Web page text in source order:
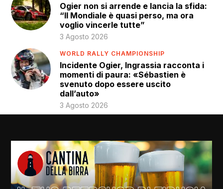
Ogier non si arrende e lancia la sfida:
“Il Mondiale è quasi perso, ma ora
voglio vincerle tutte”
3 Agosto 2026
WORLD RALLY CHAMPIONSHIP
Incidente Ogier, Ingrassia racconta i
momenti di paura: «Sébastien è
svenuto dopo essere uscito
dall’auto»
3 Agosto 2026